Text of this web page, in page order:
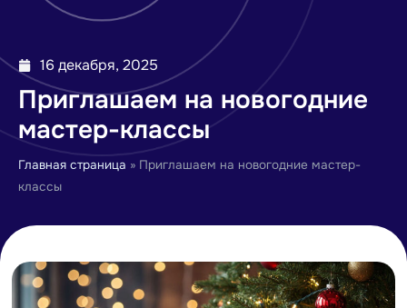
16 декабря, 2025
Приглашаем на новогодние
мастер-классы
Главная страница » Приглашаем на новогодние мастер-
классы